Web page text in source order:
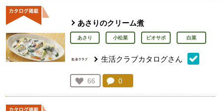
あさりのクリーム煮
あさり 小松菜 ビオサポ 白菜
生活クラブカタログさん
お気に入り登録：
66
人が登録
コメント：
0